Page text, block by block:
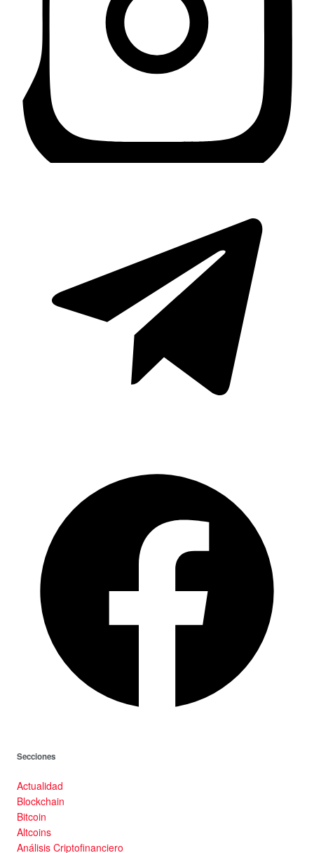
Secciones
Actualidad
Blockchain
Bitcoin
Altcoins
Análisis Criptofinanciero